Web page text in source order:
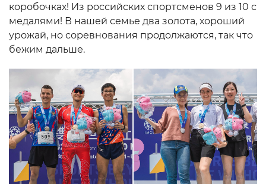
коробочках! Из российских спортсменов 9 из 10 с
медалями! В нашей семье два золота, хороший
урожай, но соревнования продолжаются, так что
бежим дальше.